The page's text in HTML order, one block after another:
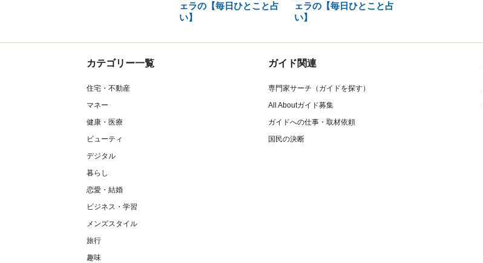
ェラの【毎日ひとこと占
い】
ェラの【毎日ひとこと占
い】
カテゴリー一覧
住宅・不動産
マネー
健康・医療
ビューティ
デジタル
暮らし
恋愛・結婚
ビジネス・学習
メンズスタイル
旅行
趣味
ガイド関連
専門家サーチ（ガイドを探す）
All Aboutガイド募集
ガイドへの仕事・取材依頼
国民の決断